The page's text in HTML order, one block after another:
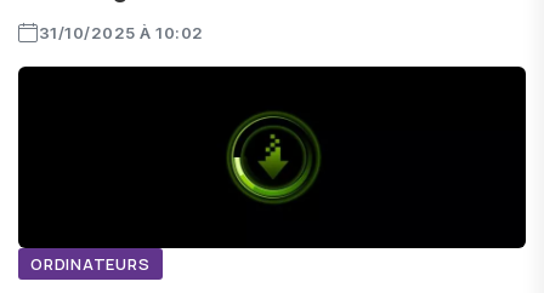
31/10/2025 À 10:02
ORDINATEURS